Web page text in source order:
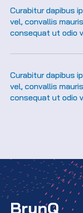
Curabitur dapibus
vel, convallis
consequat ut odio
Curabitur dapibus
vel, convallis
consequat ut odio
BrynQ